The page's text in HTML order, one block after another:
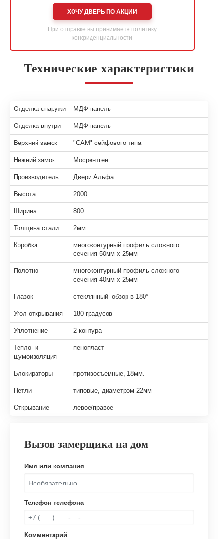
ХОЧУ ДВЕРЬ ПО АКЦИИ
При отправке вы принимаете политику
конфиденциальности
Технические характеристики
Отделка снаружи МДФ-панель
Отделка внутри МДФ-панель
Верхний замок "САМ" сейфового типа
Нижний замок Мосрентген
Производитель Двери Альфа
Высота 2000
Ширина 800
Толщина стали 2мм.
Коробка
многоконтурный профиль сложного
сечения 50мм х 25мм
Полотно
многоконтурный профиль сложного
сечения 40мм х 25мм
Глазок стеклянный, обзор в 180°
Угол открывания 180 градусов
Уплотнение 2 контура
Тепло- и
шумоизоляция
пенопласт
Блокираторы противосъемные, 18мм.
Петли типовые, диаметром 22мм
Открывание левое/правое
Вызов замерщика на дом
Имя или компания
Телефон телефона
Комментарий